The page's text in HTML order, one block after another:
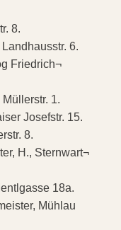
8.
6.
Friedrich¬
1.
Josefstr. 15.
8.
H., Sternwart¬
18a.
Mühlau